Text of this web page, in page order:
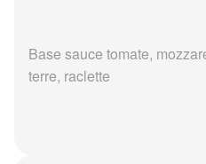
Base sauce tomate,
terre, raclette